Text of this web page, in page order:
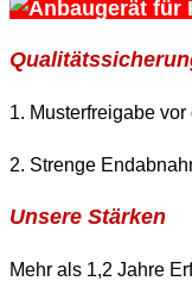
1. Musterfreigabe
2. Strenge
Unsere Stärken
Mehr als 1,2 Jahre